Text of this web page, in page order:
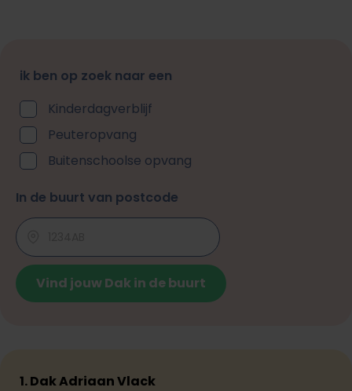
ik ben op zoek naar een
Kinderdagverblijf
Peuteropvang
Buitenschoolse opvang
In de buurt van postcode
Vind jouw Dak in de buurt
1. Dak Adriaan Vlack